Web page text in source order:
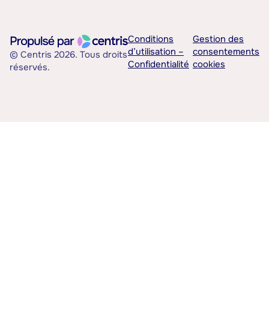
© Centris 2026. Tous droits
réservés.
Conditions
d’utilisation –
Confidentialité
Gestion des
consentements
cookies